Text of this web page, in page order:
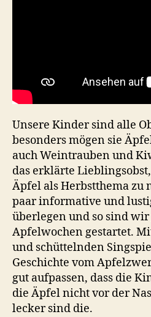
Unsere Kinder sind alle
besonders mögen sie
auch Weintrauben und
das erklärte
Äpfel als Herbstthema zu
paar informative und
überlegen und so sind
Apfelwochen gestartet.
und schüttelnden
Geschichte vom
gut aufpassen, dass die
die Äpfel nicht vor der
lecker sind die.